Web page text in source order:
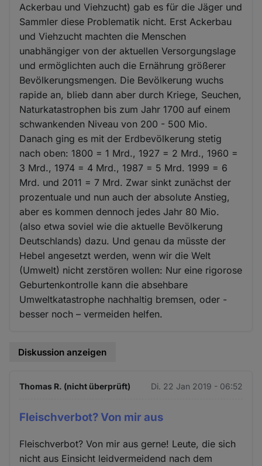
Ackerbau und Viehzucht) gab es für die Jäger und
Sammler diese Problematik nicht. Erst Ackerbau
und Viehzucht machten die Menschen
unabhängiger von der aktuellen Versorgungslage
und ermöglichten auch die Ernährung größerer
Bevölkerungsmengen. Die Bevölkerung wuchs
rapide an, blieb dann aber durch Kriege, Seuchen,
Naturkatastrophen bis zum Jahr 1700 auf einem
schwankenden Niveau von 200 - 500 Mio.
Danach ging es mit der Erdbevölkerung stetig
nach oben: 1800 = 1 Mrd., 1927 = 2 Mrd., 1960 =
3 Mrd., 1974 = 4 Mrd., 1987 = 5 Mrd. 1999 = 6
Mrd. und 2011 = 7 Mrd. Zwar sinkt zunächst der
prozentuale und nun auch der absolute Anstieg,
aber es kommen dennoch jedes Jahr 80 Mio.
(also etwa soviel wie die aktuelle Bevölkerung
Deutschlands) dazu. Und genau da müsste der
Hebel angesetzt werden, wenn wir die Welt
(Umwelt) nicht zerstören wollen: Nur eine rigorose
Geburtenkontrolle kann die absehbare
Umweltkatastrophe nachhaltig bremsen, oder -
besser noch – vermeiden helfen.
Diskussion anzeigen
Thomas R. (nicht überprüft) Di. 22 Jan 2019 - 06:52
Fleischverbot? Von mir aus
Fleischverbot? Von mir aus gerne! Leute, die sich
nicht aus Einsicht leidvermeidend nach dem